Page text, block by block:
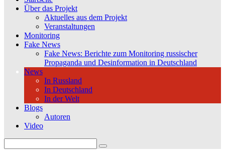
Über das Projekt
Aktuelles aus dem Projekt
Veranstaltungen
Monitoring
Fake News
Fake News: Berichte zum Monitoring russischer
Propaganda und Desinformation in Deutschland
News
In Russland
In Deutschland
In der Welt
Blogs
Autoren
Video
for: